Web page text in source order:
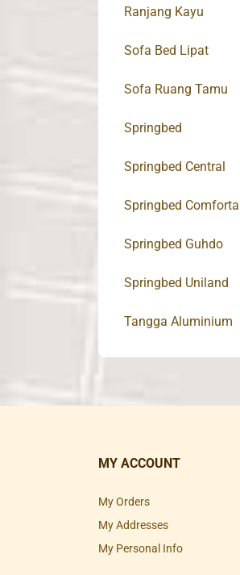
Ranjang Kayu
Sofa Bed Lipat
Sofa Ruang Tamu
Springbed
Springbed Central
Springbed Comforta
Springbed Guhdo
Springbed Uniland
Tangga Aluminium
MY ACCOUNT
My Orders
My Addresses
My Personal Info